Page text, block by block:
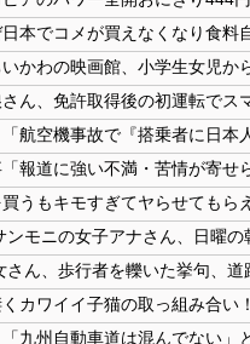
くカワイイ子猫の取っ組み合い！